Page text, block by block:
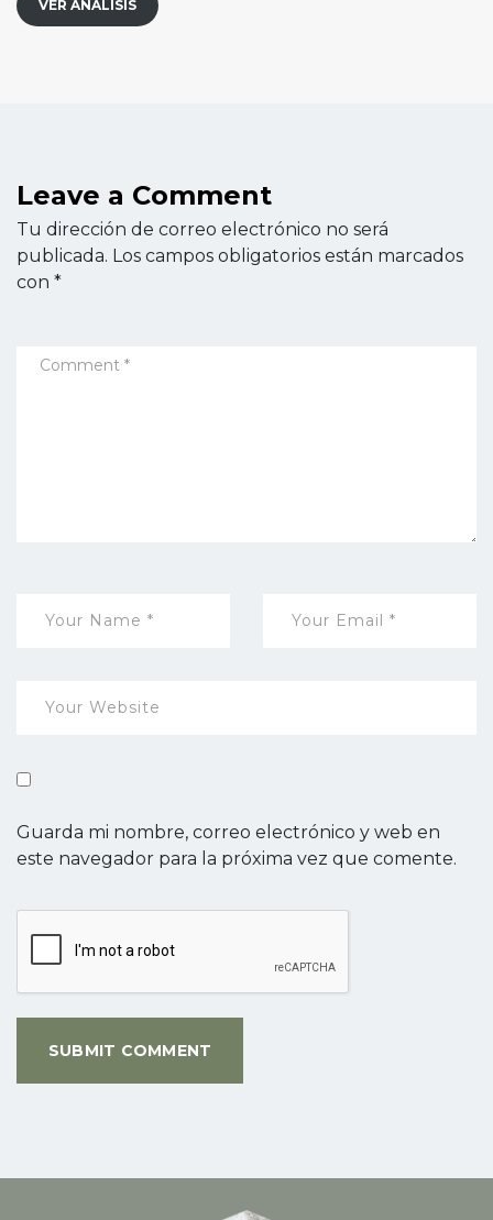
VER ANÁLISIS
Leave a Comment
Tu dirección de correo electrónico no será
publicada. Los campos obligatorios están marcados
con *
Guarda mi nombre, correo electrónico y web en
este navegador para la próxima vez que comente.